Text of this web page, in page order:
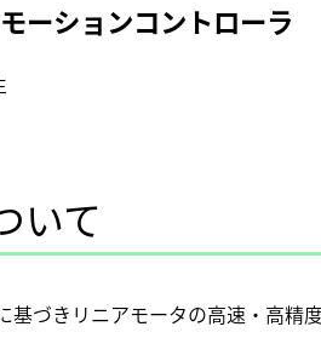
ーションコントローラ
いて
づきリニアモータの高速・高精